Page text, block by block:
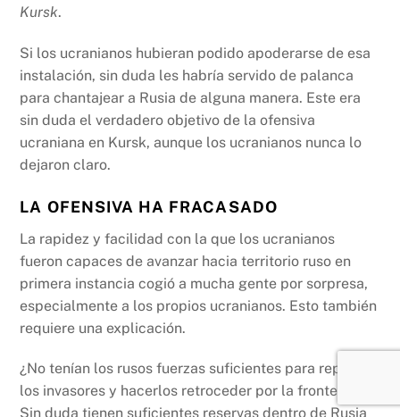
Kursk.
Si los ucranianos hubieran podido apoderarse de esa
instalación, sin duda les habría servido de palanca
para chantajear a Rusia de alguna manera. Este era
sin duda el verdadero objetivo de la ofensiva
ucraniana en Kursk, aunque los ucranianos nunca lo
dejaron claro.
LA OFENSIVA HA FRACASADO
La rapidez y facilidad con la que los ucranianos
fueron capaces de avanzar hacia territorio ruso en
primera instancia cogió a mucha gente por sorpresa,
especialmente a los propios ucranianos. Esto también
requiere una explicación.
¿No tenían los rusos fuerzas suficientes para repeler a
los invasores y hacerlos retroceder por la frontera?
Sin duda tienen suficientes reservas dentro de Rusia